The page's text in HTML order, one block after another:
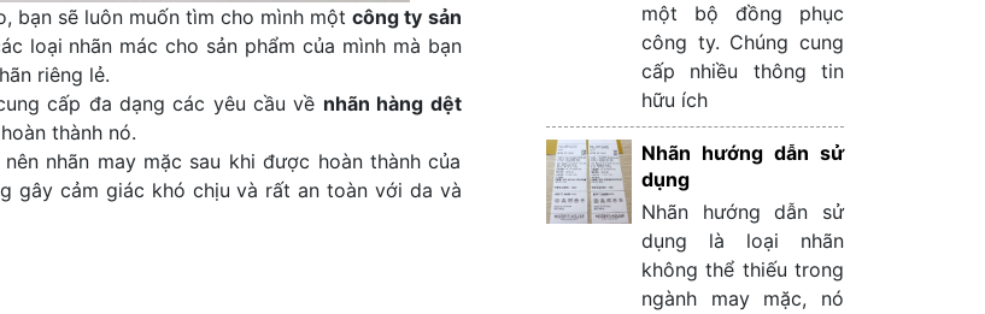
bạn sẽ luôn muốn tìm cho mình mộtcông ty sản
loại nhãn mác cho sản phẩm của mình mà bạn
riêng lẻ.
cấp đa dạng các yêu cầu về nhãn hàng dệt
thành nó.
nhãn may mặc sau khi được hoàn thành của
gây cảm giác khó chịu và rất an toàn với da và
một bộ đồng phục
công ty. Chúng cung
cấp nhiều thông tin
hữu ích
Nhãn hướng dẫn sử
dụng
Nhãn hướng dẫn sử
dụng là loại nhãn
không thể thiếu trong
ngành may mặc, nó